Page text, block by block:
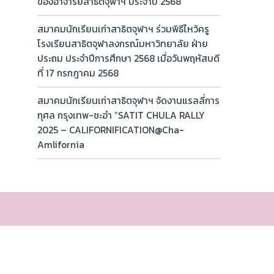
สมาคมนักเรียนเก่าสาธิตจุฬาฯ ร่วมพิธีไหว้ครู
โรงเรียนสาธิตจุฬาลงกรณ์มหาวิทยาลัย ฝ่าย
ประถม ประจำปีการศึกษา 2568 เมื่อวันพฤหัสบดี
ที่ 17 กรกฎาคม 2568
สมาคมนักเรียนเก่าสาธิตจุฬาฯ จัดงานแรลลี่การ
กุศล กรุงเทพ-ชะอำ “SATIT CHULA RALLY
2025 – CALIFORNIFICATION@Cha-
Amlifornia